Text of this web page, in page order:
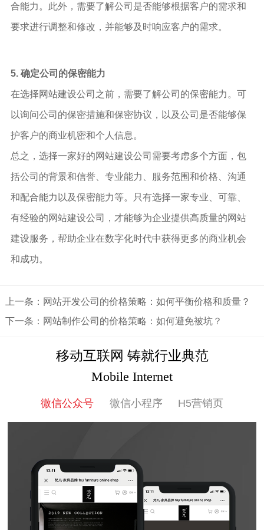
合能力。此外，需要了解公司是否能够根据客户的需求和
要求进行调整和修改，并能够及时响应客户的需求。
5. 确定公司的保密能力
在选择网站建设公司之前，需要了解公司的保密能力。可
以询问公司的保密措施和保密协议，以及公司是否能够保
护客户的商业机密和个人信息。
总之，选择一家好的网站建设公司需要考虑多个方面，包
括公司的背景和信誉、专业能力、服务范围和价格、沟通
和配合能力以及保密能力等。只有选择一家专业、可靠、
有经验的网站建设公司，才能够为企业提供高质量的网站
建设服务，帮助企业在数字化时代中获得更多的商业机会
和成功。
上一条：网站开发公司的价格策略：如何平衡价格和质量？
下一条：网站制作公司的价格策略：如何避免被坑？
移动互联网 铸就行业典范
Mobile Internet
微信公众号 微信小程序 H5营销页